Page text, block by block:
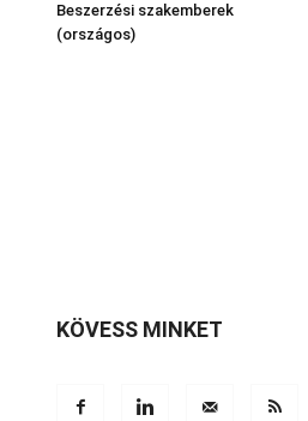
Beszerzési szakemberek
(országos)
KÖVESS MINKET